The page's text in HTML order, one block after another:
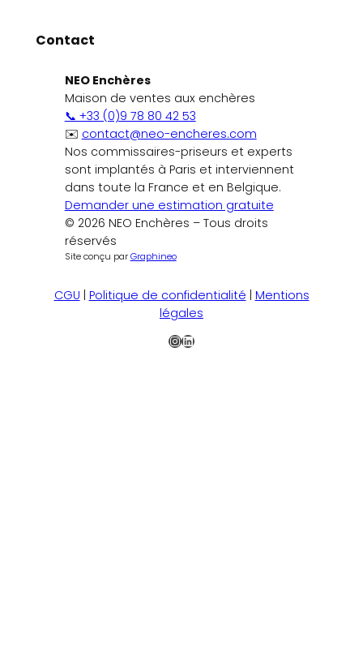
Contact
NEO Enchères
Maison de ventes aux enchères
📞 +33 (0)9 78 80 42 53
✉️ contact@neo-encheres.com
Nos commissaires-priseurs et experts
sont implantés à Paris et interviennent
dans toute la France et en Belgique.
Demander une estimation gratuite
© 2026 NEO Enchères – Tous droits
réservés
Site conçu parGraphineo
CGU Politique de confidentialité Mentions
légales
Instagram
LinkedIn